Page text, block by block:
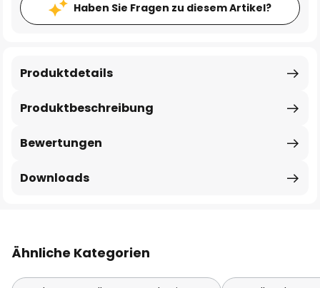
Haben Sie Fragen zu diesem Artikel?
Produktbeschreibung
Produktdetails
Bewertungen
Downloads
Ähnliche Kategorien